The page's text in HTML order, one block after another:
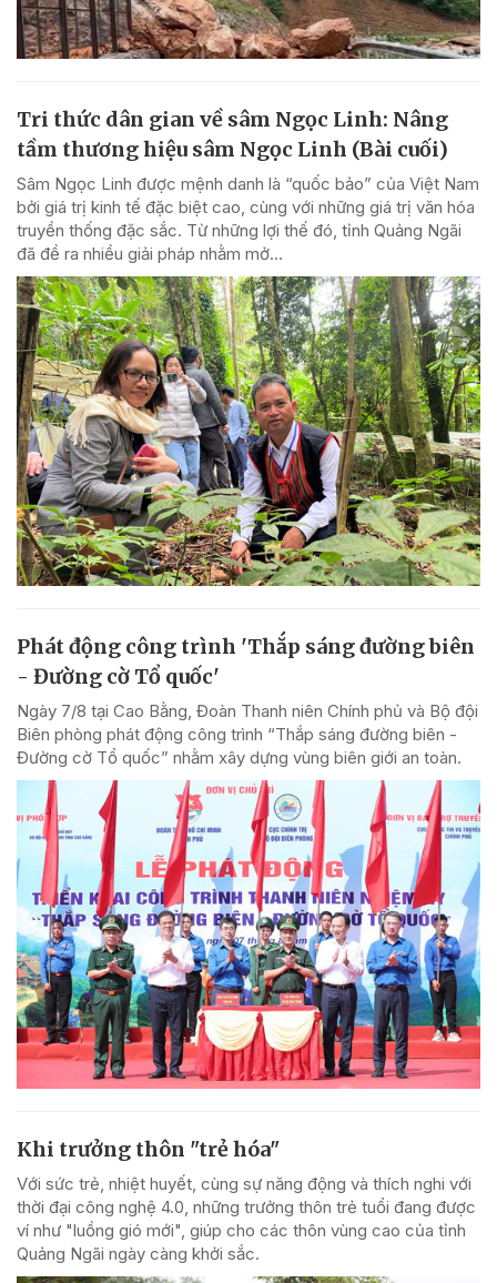
Tri thức dân gian về sâm Ngọc Linh: Nâng
tầm thương hiệu sâm Ngọc Linh (Bài cuối)
Sâm Ngọc Linh được mệnh danh là “quốc bảo” của Việt Nam
bởi giá trị kinh tế đặc biệt cao, cùng với những giá trị văn hóa
truyền thống đặc sắc. Từ những lợi thế đó, tỉnh Quảng Ngãi
đã đề ra nhiều giải pháp nhằm mở...
Phát động công trình 'Thắp sáng đường biên
- Đường cờ Tổ quốc'
Ngày 7/8 tại Cao Bằng, Đoàn Thanh niên Chính phủ và Bộ đội
Biên phòng phát động công trình “Thắp sáng đường biên -
Đường cờ Tổ quốc” nhằm xây dựng vùng biên giới an toàn.
Khi trưởng thôn "trẻ hóa"
Với sức trẻ, nhiệt huyết, cùng sự năng động và thích nghi với
thời đại công nghệ 4.0, những trưởng thôn trẻ tuổi đang được
ví như "luồng gió mới", giúp cho các thôn vùng cao của tỉnh
Quảng Ngãi ngày càng khởi sắc.